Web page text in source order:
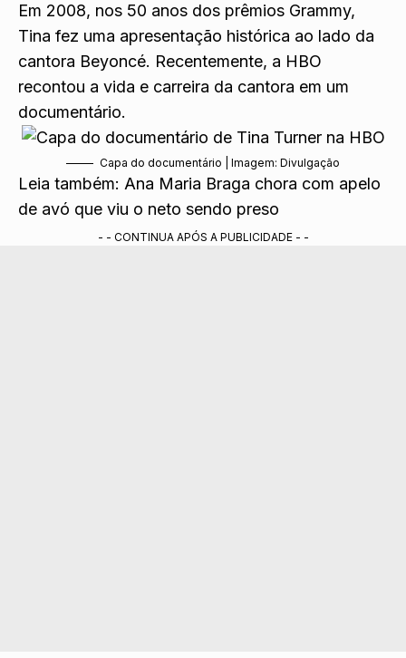
Em 2008, nos 50 anos dos prêmios Grammy,
Tina fez uma apresentação histórica ao lado da
cantora Beyoncé. Recentemente, a HBO
recontou a vida e carreira da cantora em um
documentário.
Capa do documentário | Imagem: Divulgação
Leia também: Ana Maria Braga chora com apelo
de avó que viu o neto sendo preso
- - CONTINUA APÓS A PUBLICIDADE - -